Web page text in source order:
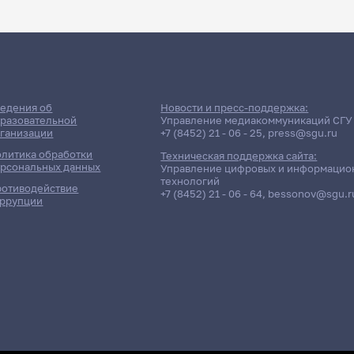
сессии: Факультет
Вечерняя форма обучения | 273 группа
об
обработки
данных
Новости и пресс-поддержка:
Управление медиакоммуникаций СГУ
+7 (8452) 21 - 06 - 25, press@sgu.ru
Техническая поддержка сайта:
Управление цифровых и
технологий
+7 (8452) 21 - 06 - 64,